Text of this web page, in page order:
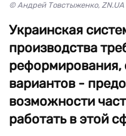
© Андрей Товстыженко, ZN.UA
Украинская
производства
реформирования,
вариантов -
возможности
работать в этой